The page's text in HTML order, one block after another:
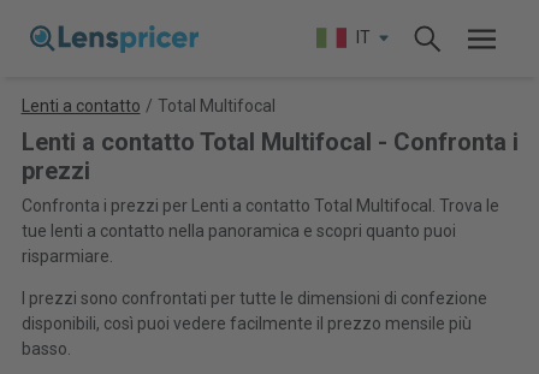
IT
Lenti a contatto / Total Multifocal
Lenti a contatto Total Multifocal - Confronta i
prezzi
Confronta i prezzi per Lenti a contatto Total Multifocal. Trova le
tue lenti a contatto nella panoramica e scopri quanto puoi
risparmiare.
I prezzi sono confrontati per tutte le dimensioni di confezione
disponibili, così puoi vedere facilmente il prezzo mensile più
basso.